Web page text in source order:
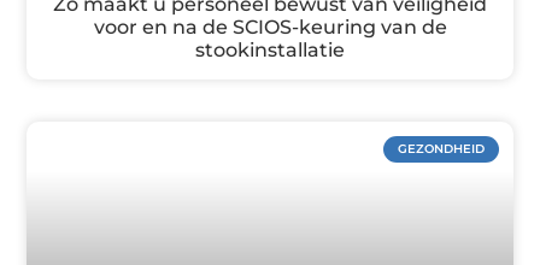
voor en na de SCIOS-keuring van de
stookinstallatie
GEZONDHEID